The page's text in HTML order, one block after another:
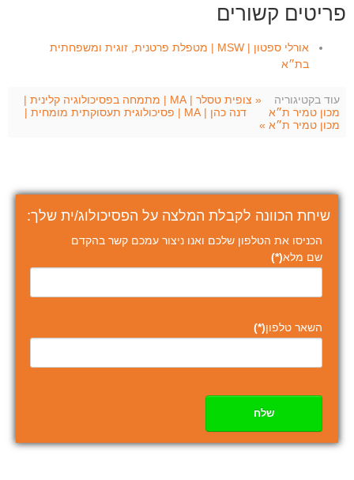
פריטים קשורים
אורלי ספטון | MSW | מטפלת פרטנית, זוגית ומשפחתית
בת״א
עוד בקטיגוריה
« צופית טסלר | MA | מתמחה בפסיכולוגיה קלינית |
מכון טמיר ת״א
דנה כהן | MA | פסיכולוגיּת תעסוקתית מומחית |
מכון טמיר ת״א »
שיחת הכוונה לקבלת המלצה על הפסיכולוג/ית שלך:
הכניסו את הטלפון שלכם ואנו ניצור עמכם קשר בהקדם
שם מלא(*)
השאר טלפון(*)
שלח